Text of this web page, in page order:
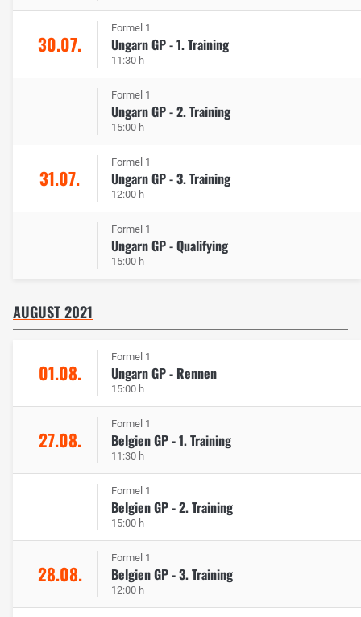
30.07.
Formel 1
Ungarn GP - 1. Training
11:30 h
Formel 1
Ungarn GP - 2. Training
15:00 h
31.07.
Formel 1
Ungarn GP - 3. Training
12:00 h
Formel 1
Ungarn GP - Qualifying
15:00 h
AUGUST 2021
01.08.
Formel 1
Ungarn GP - Rennen
15:00 h
27.08.
Formel 1
Belgien GP - 1. Training
11:30 h
Formel 1
Belgien GP - 2. Training
15:00 h
28.08.
Formel 1
Belgien GP - 3. Training
12:00 h